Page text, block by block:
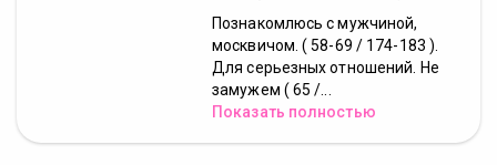
Познакомлюсь с мужчиной,
москвичом. ( 58-69 / 174-183 ).
Для серьезных отношений. Не
замужем ( 65 /...
Показать полностью